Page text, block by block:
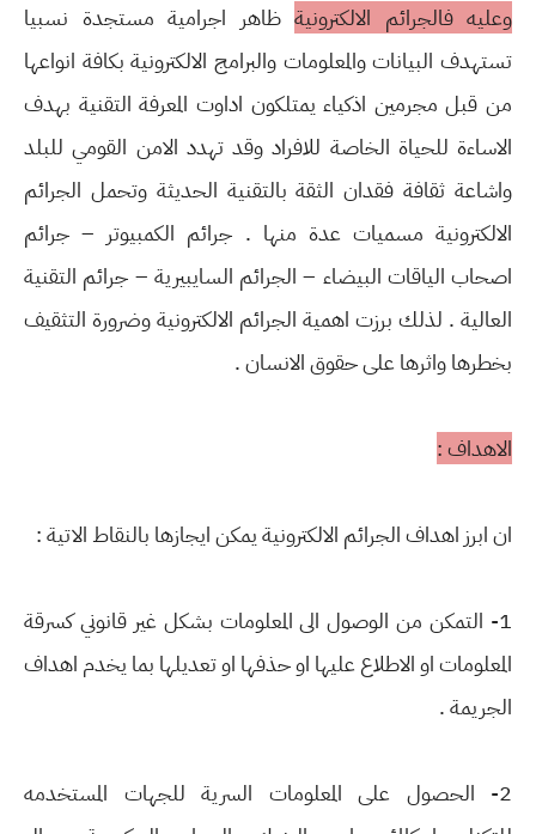
وعليه فالجرائم الالكترونية ظاهر اجرامية مستجدة نسبيا
تستهدف البيانات والمعلومات والبرامج الالكترونية بكافة انواعها
من قبل مجرمين اذكياء يمتلكون اداوت المعرفة التقنية بهدف
الاساءة للحياة الخاصة للافراد وقد تهدد الامن القومي للبلد
واشاعة ثقافة فقدان الثقة بالتقنية الحديثة وتحمل الجرائم
الالكترونية مسميات عدة منها . جرائم الكمبيوتر – جرائم
اصحاب الياقات البيضاء – الجرائم السايبيرية – جرائم التقنية
العالية . لذلك برزت اهمية الجرائم الالكترونية وضرورة التثقيف
بخطرها واثرها على حقوق الانسان .
الاهداف :
ان ابرز اهداف الجرائم الالكترونية يمكن ايجازها بالنقاط الاتية :
1- التمكن من الوصول الى المعلومات بشكل غير قانوني كسرقة
المعلومات او الاطلاع عليها او حذفها او تعديلها بما يخدم اهداف
الجريمة .
2- الحصول على المعلومات السرية للجهات المستخدمه